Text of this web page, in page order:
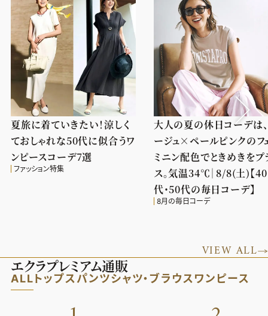
夏旅に着ていきたい！涼しく
ておしゃれな50代に似合うワ
ンピースコーデ7選
ファッション特集
大人の夏の休日コーデは
ージュ×ペールピンクのフ
ミニン配色でときめきをプ
ス。気温34℃｜8/8(土)【40
代・50代の毎日コーデ】
8月の毎日コーデ
VIEW ALL
エクラプレミアム通販
ALLトップスパンツシャツ・ブラウスワンピース